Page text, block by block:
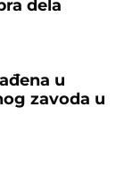
dela
u
zavoda u